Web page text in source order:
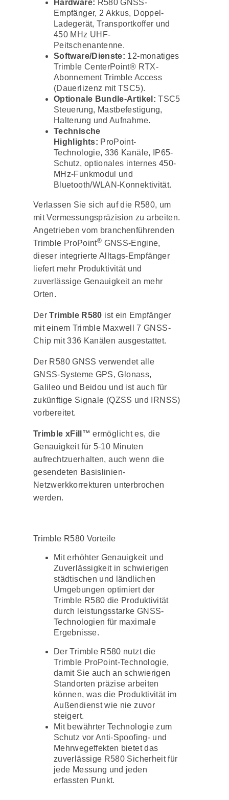
Hardware: R580 GNSS-
Empfänger, 2 Akkus, Doppel-
Ladegerät, Transportkoffer und
450 MHz UHF-
Peitschenantenne.
Software/Dienste: 12-monatiges
Trimble CenterPoint® RTX-
Abonnement Trimble Access
(Dauerlizenz mit TSC5).
Optionale Bundle-Artikel: TSC5
Steuerung, Mastbefestigung,
Halterung und Aufnahme.
Technische
Highlights: ProPoint-
Technologie, 336 Kanäle, IP65-
Schutz, optionales internes 450-
MHz-Funkmodul und
Bluetooth/WLAN-Konnektivität.
Verlassen Sie sich auf die R580, um
mit Vermessungspräzision zu arbeiten.
Angetrieben vom branchenführenden
Trimble ProPoint® GNSS-Engine,
dieser integrierte Alltags-Empfänger
liefert mehr Produktivität und
zuverlässige Genauigkeit an mehr
Orten.
DerTrimble R580 ist ein Empfänger
mit einem Trimble Maxwell 7 GNSS-
Chip mit 336 Kanälen ausgestattet.
Der R580 GNSS verwendet alle
GNSS-Systeme GPS, Glonass,
Galileo und Beidou und ist auch für
zukünftige Signale (QZSS und IRNSS)
vorbereitet.
Trimble xFill™ ermöglicht es, die
Genauigkeit für 5-10 Minuten
aufrechtzuerhalten, auch wenn die
gesendeten Basislinien-
Netzwerkkorrekturen unterbrochen
werden.
Trimble R580 Vorteile
Mit erhöhter Genauigkeit und
Zuverlässigkeit in schwierigen
städtischen und ländlichen
Umgebungen optimiert der
Trimble R580 die Produktivität
durch leistungsstarke GNSS-
Technologien für maximale
Ergebnisse.
Der Trimble R580 nutzt die
Trimble ProPoint-Technologie,
damit Sie auch an schwierigen
Standorten präzise arbeiten
können, was die Produktivität im
Außendienst wie nie zuvor
steigert.
Mit bewährter Technologie zum
Schutz vor Anti-Spoofing- und
Mehrwegeffekten bietet das
zuverlässige R580 Sicherheit für
jede Messung und jeden
erfassten Punkt.